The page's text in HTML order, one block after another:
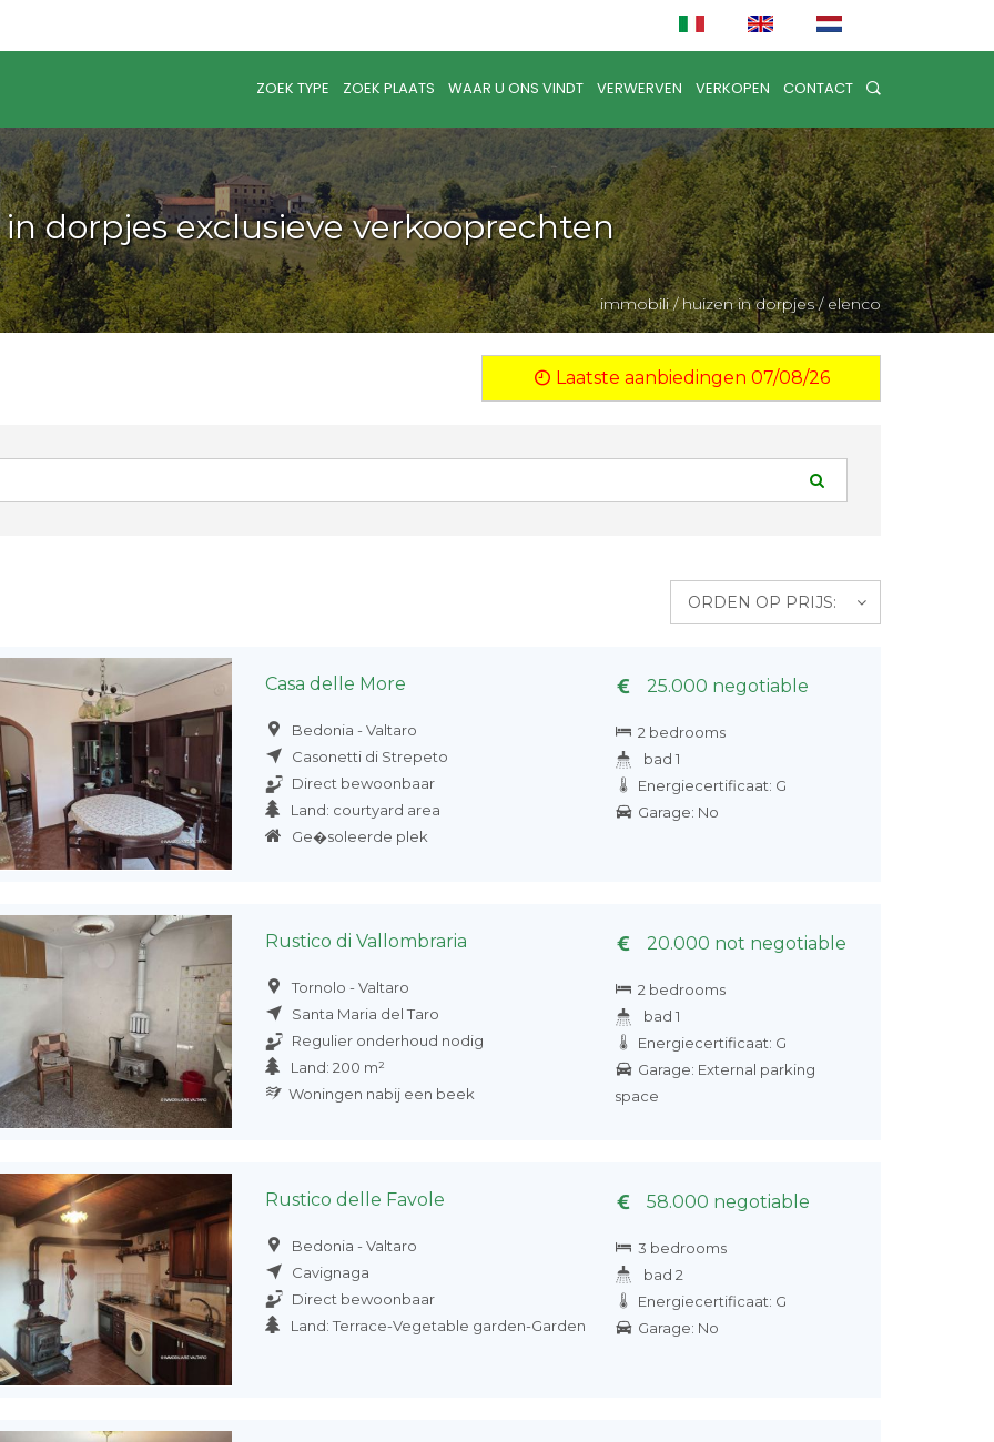
ZOEK TYPE ZOEK PLAATS WAAR U ONS VINDT VERWERVEN VERKOPEN CONTACT
dorpjes exclusieve verkooprechten
immobili/huizen in dorpjes/ elenco
Laatste aanbiedingen 07/08/26
ORDEN OP PRIJS:
Casa delle More
Bedonia - Valtaro
Casonetti di Strepeto
Direct bewoonbaar
Land: courtyard area
Ge�soleerde plek
25.000 negotiable
2 bedrooms
bad 1
Energiecertificaat: G
Garage: No
Rustico di Vallombraria
Tornolo - Valtaro
Santa Maria del Taro
Regulier onderhoud nodig
Land: 200 m²
Woningen nabij een beek
20.000 not negotiable
2 bedrooms
bad 1
Energiecertificaat: G
Garage: External parking
space
Rustico delle Favole
Bedonia - Valtaro
Cavignaga
Direct bewoonbaar
Land: Terrace-Vegetable garden-Garden
58.000 negotiable
3 bedrooms
bad 2
Energiecertificaat: G
Garage: No